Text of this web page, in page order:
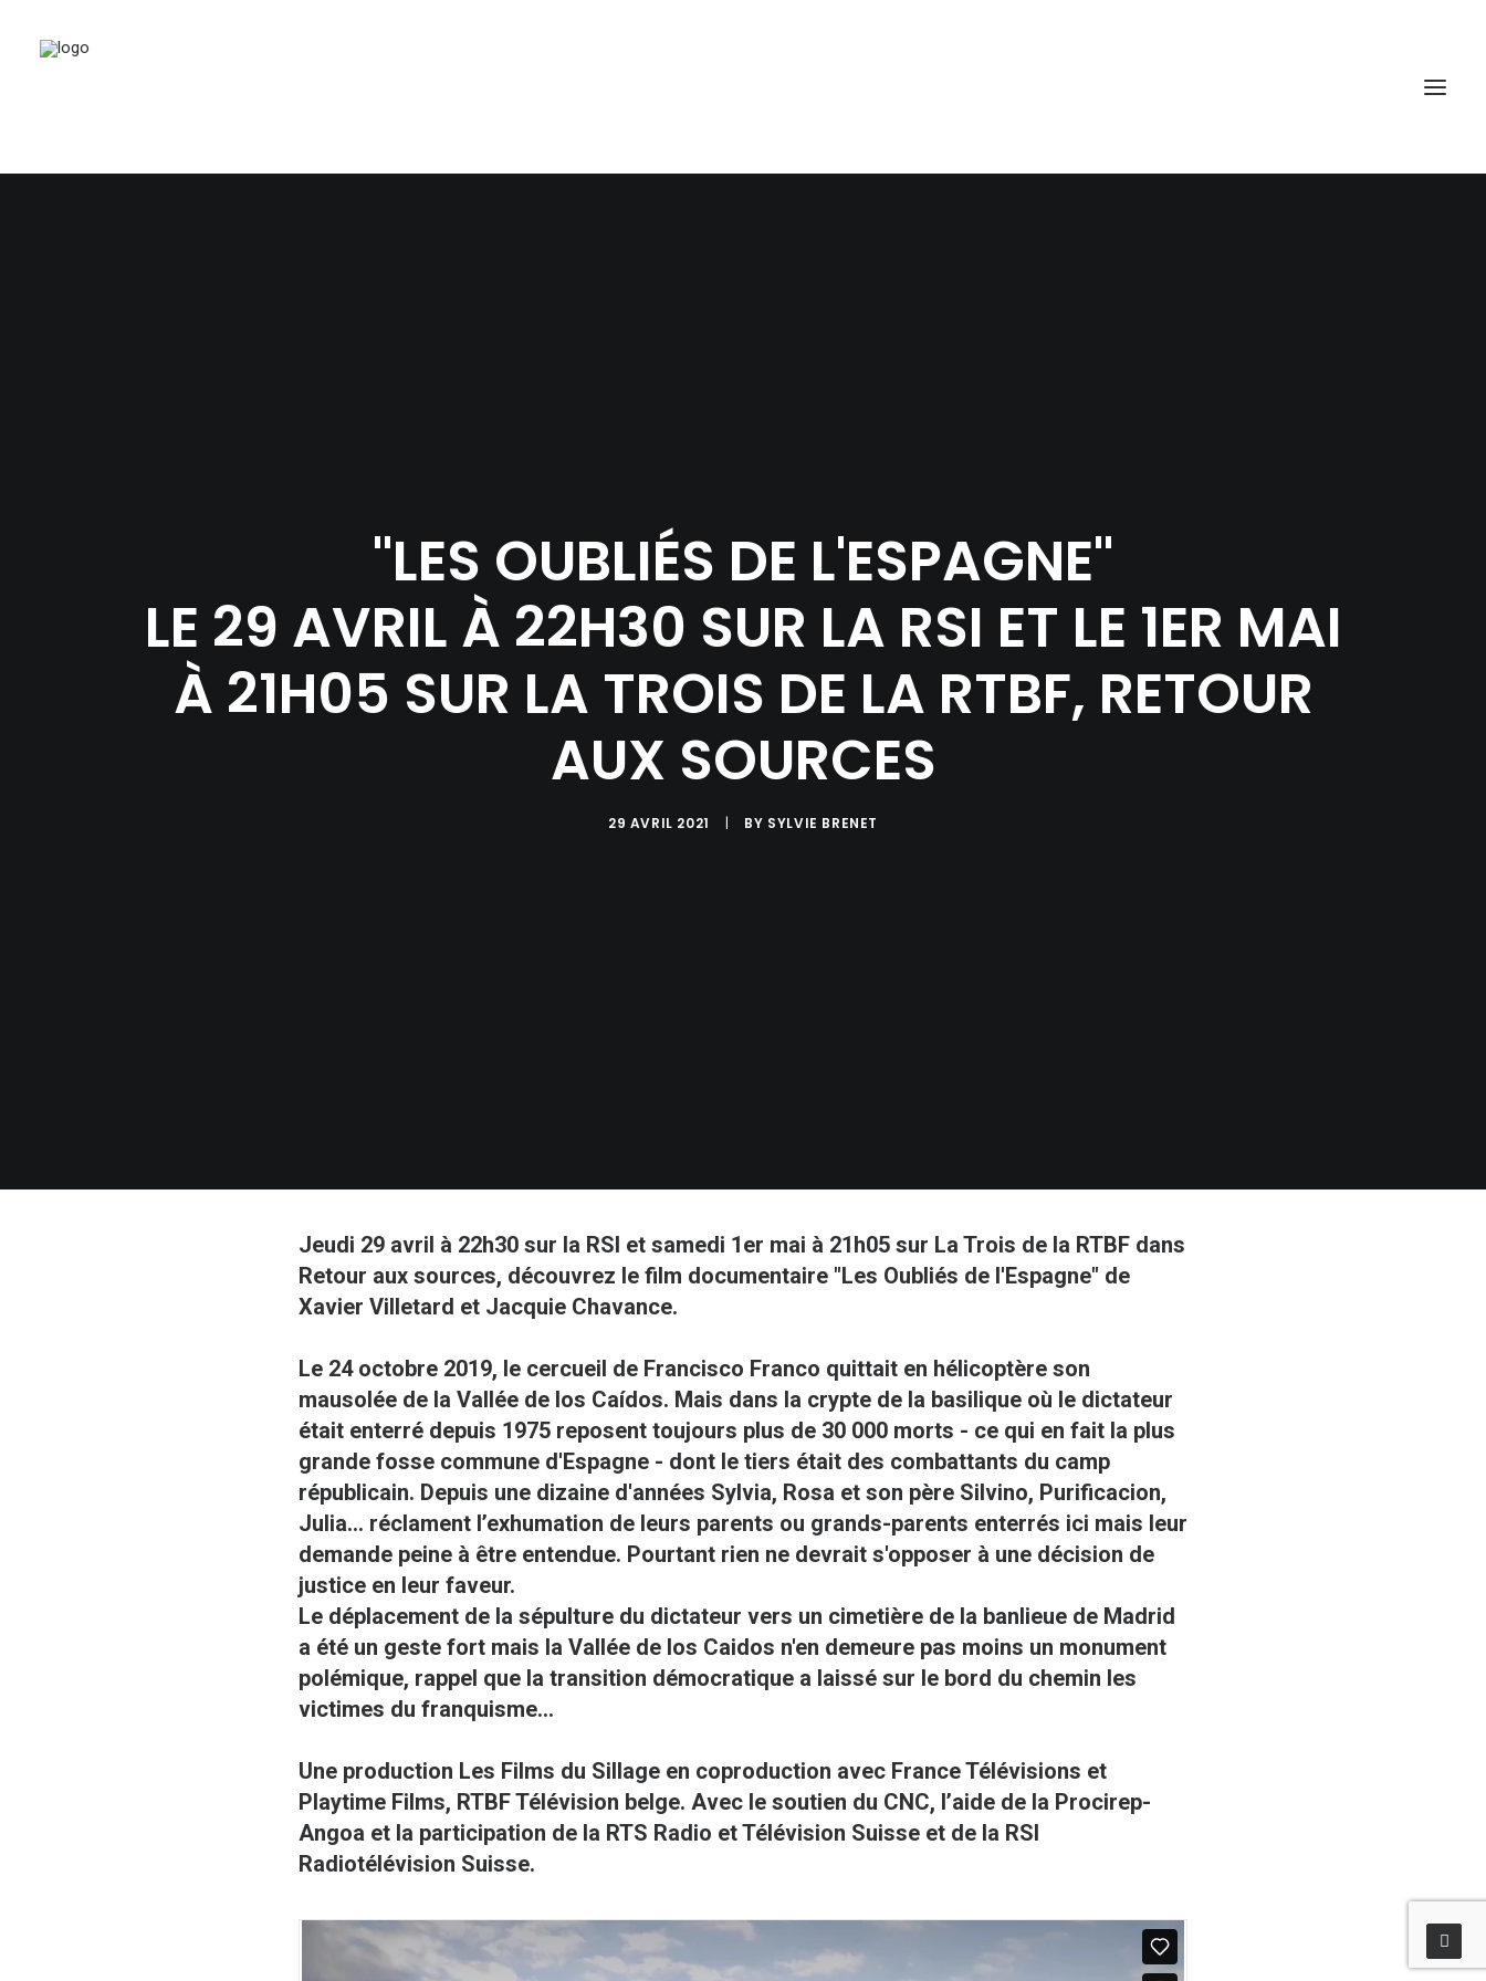
"LES OUBLIÉS DE L'ESPAGNE"
LE 29 AVRIL À 22H30 SUR LA RSI ET LE 1ER MAI
À 21H05 SUR LA TROIS DE LA RTBF, RETOUR
AUX SOURCES
29 AVRIL 2021 | BY SYLVIE BRENET
Jeudi 29 avril à 22h30 sur la RSI et samedi 1er mai à 21h05 sur La Trois de la RTBF dans
Retour aux sources, découvrez le film documentaire "Les Oubliés de l'Espagne" de
Xavier Villetard et Jacquie Chavance.
Le 24 octobre 2019, le cercueil de Francisco Franco quittait en hélicoptère son
mausolée de la Vallée de los Caídos. Mais dans la crypte de la basilique où le dictateur
était enterré depuis 1975 reposent toujours plus de 30 000 morts - ce qui en fait la plus
grande fosse commune d'Espagne - dont le tiers était des combattants du camp
républicain. Depuis une dizaine d'années Sylvia, Rosa et son père Silvino, Purificacion,
Julia... réclament l’exhumation de leurs parents ou grands-parents enterrés ici mais leur
demande peine à être entendue. Pourtant rien ne devrait s'opposer à une décision de
justice en leur faveur.
Le déplacement de la sépulture du dictateur vers un cimetière de la banlieue de Madrid
a été un geste fort mais la Vallée de los Caidos n'en demeure pas moins un monument
polémique, rappel que la transition démocratique a laissé sur le bord du chemin les
victimes du franquisme...
Une production Les Films du Sillage en coproduction avec France Télévisions et
Playtime Films, RTBF Télévision belge. Avec le soutien du CNC, l’aide de la Procirep-
Angoa et la participation de la RTS Radio et Télévision Suisse et de la RSI
Radiotélévision Suisse.